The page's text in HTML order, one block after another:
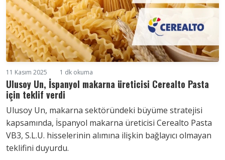
11 Kasım 2025 1 dk okuma
Ulusoy Un, İspanyol makarna üreticisi Cerealto Pasta
için teklif verdi
Ulusoy Un, makarna sektöründeki büyüme stratejisi
kapsamında, İspanyol makarna üreticisi Cerealto Pasta
VB3, S.L.U. hisselerinin alımına ilişkin bağlayıcı olmayan
teklifini duyurdu.